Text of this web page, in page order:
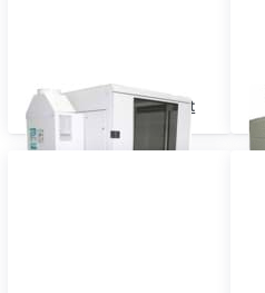
Serverschrank klimatisiert